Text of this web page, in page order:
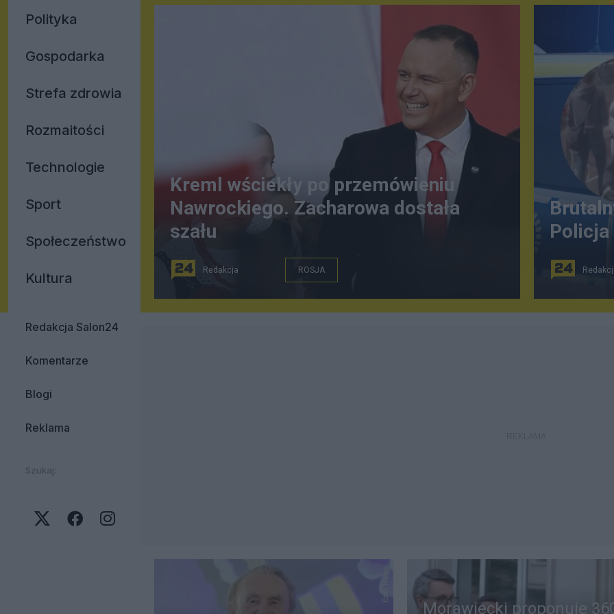
Polityka
Gospodarka
Strefa zdrowia
Rozmaitości
Technologie
Sport
Społeczeństwo
Kultura
Redakcja Salon24
Komentarze
Blogi
Reklama
Szukaj:
Kreml wściekły po przemówieniu
Nawrockiego. Zacharowa dostała
szału
Redakcja ROSJA
Policja
Morawiecki proponuje